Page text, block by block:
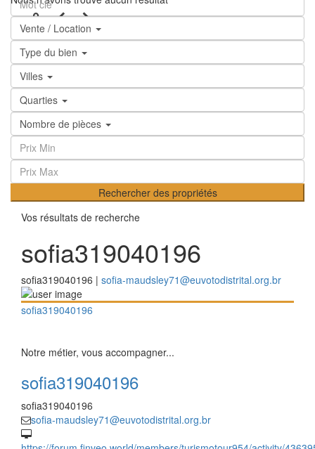
Vente / Location
Type du bien
Villes
Quarties
Nombre de pièces
Rechercher des propriétés
Vos résultats de recherche
sofia319040196
sofia319040196 | sofia-maudsley71@euvotodistrital.org.br
sofia319040196
Notre métier, vous accompagner...
sofia319040196
sofia319040196
sofia-maudsley71@euvotodistrital.org.br